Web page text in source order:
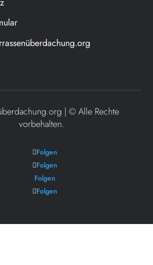
| ©Alle Rechte
vorbehalten.
Folgen
Folgen
Folgen
Folgen